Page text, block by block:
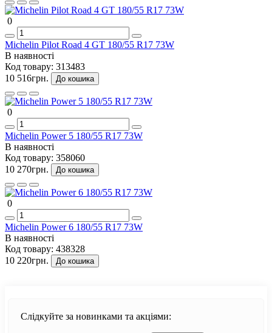
0
Michelin Pilot Road 4 GT 180/55 R17 73W
В наявності
Код товару: 313483
10 516грн.
До кошика
0
Michelin Power 5 180/55 R17 73W
В наявності
Код товару: 358060
10 270грн.
До кошика
0
Michelin Power 6 180/55 R17 73W
В наявності
Код товару: 438328
10 220грн.
До кошика
Слідкуйте за новинками та акціями: